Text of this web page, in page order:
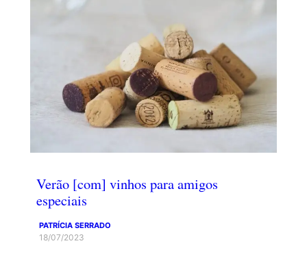
Verão [com] vinhos para amigos
especiais
PATRÍCIA SERRADO
18/07/2023